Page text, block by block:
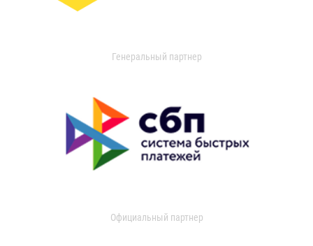
Генеральный партнер
Официальный партнер